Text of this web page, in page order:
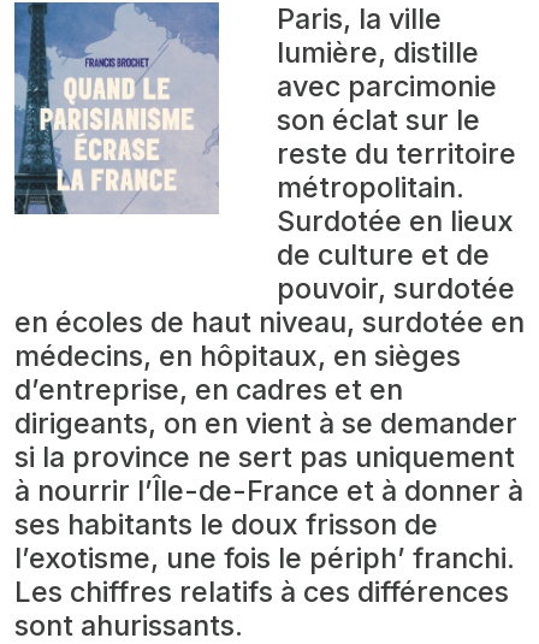
Paris, la ville
lumière, distille
avec parcimonie
son éclat sur le
reste du territoire
métropolitain.
Surdotée en lieux
de culture et de
pouvoir, surdotée
en écoles de haut niveau, surdotée en
médecins, en hôpitaux, en sièges
d’entreprise, en cadres et en
dirigeants, on en vient à se demander
si la province ne sert pas uniquement
à nourrir l’Île-de-France et à donner à
ses habitants le doux frisson de
l’exotisme, une fois le périph’ franchi.
Les chiffres relatifs à ces différences
sont ahurissants.